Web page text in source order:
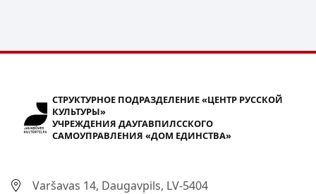
СТРУКТУРНОЕ ПОДРАЗДЕЛЕНИЕ «ЦЕНТР РУССКОЙ
КУЛЬТУРЫ»
УЧРЕЖДЕНИЯ ДАУГАВПИЛССКОГО
САМОУПРАВЛЕНИЯ «ДОМ ЕДИНСТВА»
Varšavas 14, Daugavpils, LV-5404